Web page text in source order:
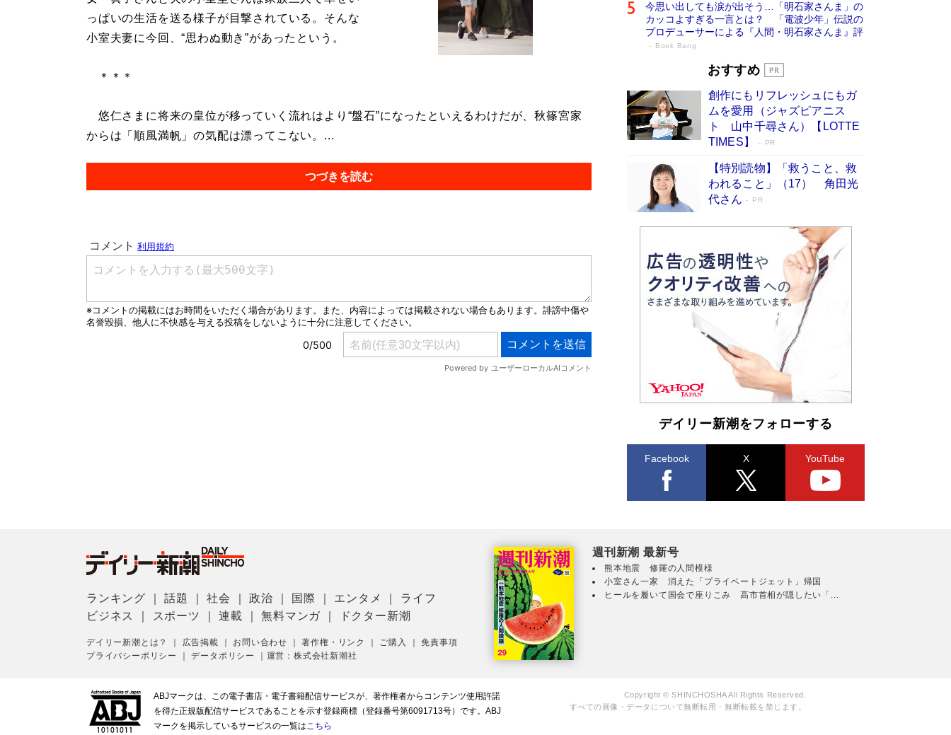
っぱいの生活を送る様子が目撃されている。そんな
小室夫妻に今回、“思わぬ動き”があったという。
＊＊＊
悠仁さまに将来の皇位が移っていく流れはより“盤石”になったといえるわけだが、秋篠宮家
からは「順風満帆」の気配は漂ってこない。...
つづきを読む
今思い出しても涙が出そう…「明石家さんま」の
カッコよすぎる一言とは？ 「電波少年」伝説の
プロデューサーによる『人間・明石家さんま』評
Book Bang
「叱って伸びるやつは、褒めたらもっと伸
た“人を育てるコツ”…芸への考え方を明か
す
Book Bang
「『火垂るの墓』は、大嘘である」原作者が抱き
続けた“自責の念”とは…「自己憐憫は描きたくな
い」監督が徹底的にこだわったこと（後編） #
戦争の記憶
Book Bang
美輪明宏 晩年の回答を集めた『ほほえんで生き
るための人生相談』がランクイン［エンターテイ
メントベストセラー］
Book Bang
「宇宙兄弟」最終46巻がベストセラー1位 宇宙
開発への関心を押し上げた18年の物語に幕 特装
版には「宇宙で描かれたマンガ」も収録
Book Bang
「不意に涙が出そうに…」高嶋政伸が明かし
た“13歳の娘を暴行する役”への葛藤 インティマ
シーコーディネーターに支えられたNHK『大奥』
Book Bang
おすすめ
創作にもリフレッシュにもガ
ムを愛用（ジャズピアニス
ト 山中千尋さん）【LOTTE
TIMES】
PR
【特別読物】「救うこと、救
われること」（17） 角田光
代さん
PR
デイリー新潮をフォローする
Facebook X YouTube
ランキング ｜話題 ｜社会 ｜政治 国際 エンタメ
ライフ
ビジネス
スポーツ ｜連載 ｜無料マンガ ドクター新潮
デイリー新潮とは？ 広告掲載 お問い合わせ ｜著作権・リンク ご購入 ｜免責事項
プライバシーポリシー
｜データポリシー 運営：株式会社新潮社
週刊新潮 最新号
熊本地震 修羅の人間模様
小室さん一家 消えた「プライベートジェット」帰国
ヒールを履いて国会で座りこみ 高市首相が隠したい「...
ABJマークは、この電子書店・電子書籍配信サービスが、著作権者からコンテンツ使用許諾
を得た正規版配信サービスであることを示す登録商標（登録番号第6091713号）です。ABJ
マークを掲示しているサービスの一覧はこちら
Copyright © SHINCHOSHA All Rights Reserved.
すべての画像・データについて無断転用・無断転載を禁じます。